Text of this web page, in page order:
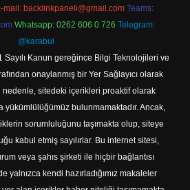
mail: backlinkpaneli@gmail.com Teams:
Whatsapp: 0262 606 0 726 Telegram:
@karabul
Sayılı Kanun gereğince Bilgi Teknolojileri ve
onaylanmış bir Yer Sağlayıcı olarak
nedenle, sitedeki içerikleri proaktif olarak
yükümlülüğümüz bulunmamaktadır. Ancak,
sorumluluğunu taşımakta olup, siteye
kabul etmiş sayılırlar. Bu internet sitesi,
veya şahıs şirketi ile hiçbir bağlantısı
yalnızca kendi hazırladığımız makaleler